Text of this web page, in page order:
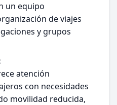
un equipo
de viajes
y grupos
atención
con necesidades
movilidad reducida,